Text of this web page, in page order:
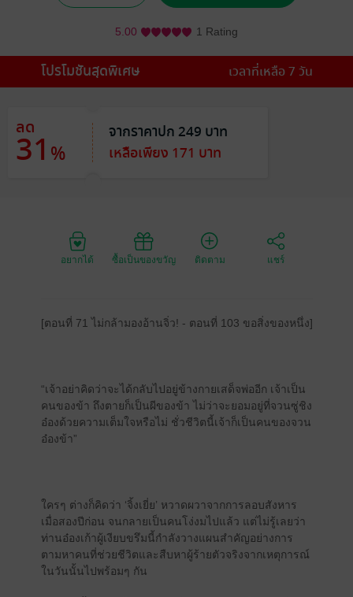
5.00 1 Rating
โปรโมชันสุดพิเศษ เวลาที่เหลือ 7 วัน
ลด
31 %
จากราคาปก 249 บาท
เหลือเพียง 171 บาท
อยากได้ ซื้อเป็นของขวัญ ติดตาม แชร์
[ตอนที่ 71 ไม่กล้ามองอ้านจิ่ว! - ตอนที่ 103 ขอสิ่งของหนึ่ง]
“เจ้าอย่าคิดว่าจะได้กลับไปอยู่ข้างกายเสด็จพ่ออีก เจ้าเป็น
คนของข้า ถึงตายก็เป็นผีของข้า ไม่ว่าจะยอมอยู่ที่จวนซู่ชิง
อ๋องด้วยความเต็มใจหรือไม่ ชั่วชีวิตนี้เจ้าก็เป็นคนของจวน
อ๋องข้า”
ใครๆ ต่างก็คิดว่า ‘จิ้งเยี่ย’ หวาดผวาจากการลอบสังหาร
เมื่อสองปีก่อน จนกลายเป็นคนโง่งมไปแล้ว แต่ไม่รู้เลยว่า
ท่านอ๋องเก้าผู้เงียบขรึมนี้กำลังวางแผนสำคัญอย่างการ
ตามหาคนที่ช่วยชีวิตและสืบหาผู้ร้ายตัวจริงจากเหตุการณ์
ในวันนั้นไปพร้อมๆ กัน